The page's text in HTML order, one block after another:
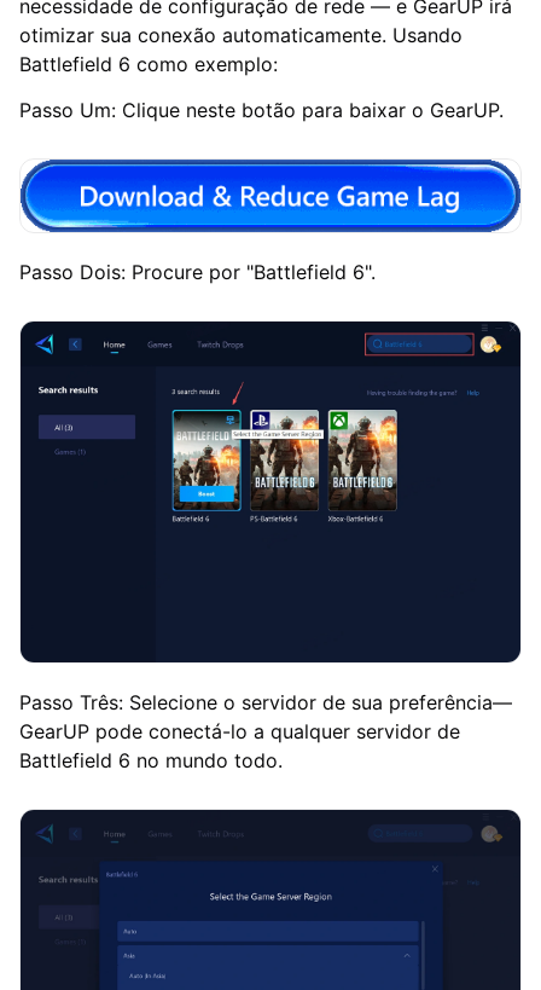
necessidade de configuração de rede — e GearUP irá
otimizar sua conexão automaticamente. Usando
Battlefield 6 como exemplo:
Passo Um: Clique neste botão para baixar o GearUP.
Passo Dois: Procure por "Battlefield 6".
Passo Três: Selecione o servidor de sua preferência—
GearUP pode conectá-lo a qualquer servidor de
Battlefield 6 no mundo todo.